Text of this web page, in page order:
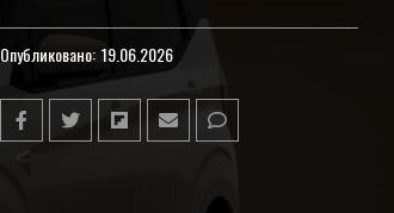
Опубликовано: 19.06.2026